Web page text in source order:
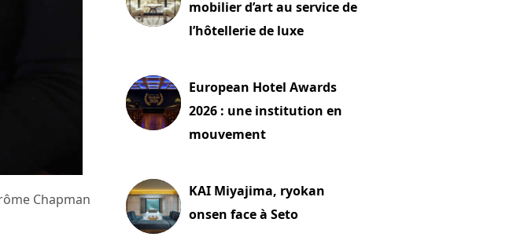
Chapman
mobilier d’art au service de
l’hôtellerie de luxe
European Hotel Awards
2026 : une institution en
mouvement
KAI Miyajima, ryokan
onsen face à Seto